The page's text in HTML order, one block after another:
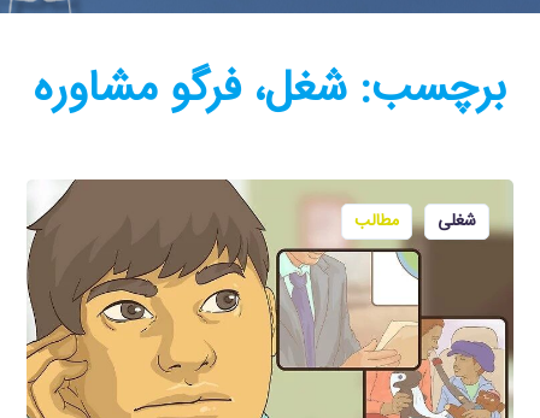
برچسب: شغل، فرگو مشاوره
شغلی مطالب